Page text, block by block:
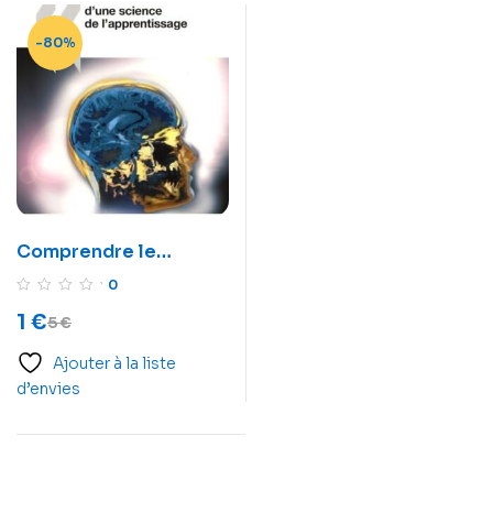
-80%
Comprendre le
cerveau
0
5€
1 €
Ajouter à la liste
d’envies